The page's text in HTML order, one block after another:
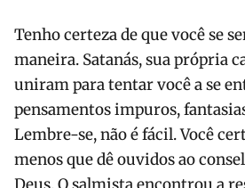
Tenho certeza de que você se
maneira. Satanás, sua própria
uniram para tentar você a se
pensamentos impuros,
Lembre-se, não é fácil. Você
menos que dê ouvidos ao